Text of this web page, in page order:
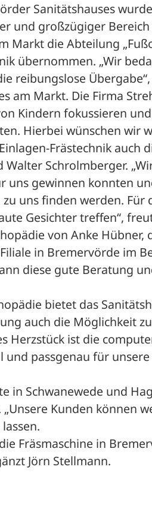
Sanitätshauses
und großzügiger
Markt die Abteilung
übernommen. „Wir
reibungslose
am Markt. Die Firma
Kindern fokussieren
Hierbei wünschen wir
Frästechnik auch
Schrolmberger.
gewinnen konnten
uns finden werden. Für
Gesichter treffen“,
von Anke Hübner,
in Bremervörde im
diese gute Beratung
bietet das
auch die Möglichkeit
Herzstück ist die
passgenau für
in Schwanewede und
Kunden können
Fräsmaschine in
Jörn Stellmann.